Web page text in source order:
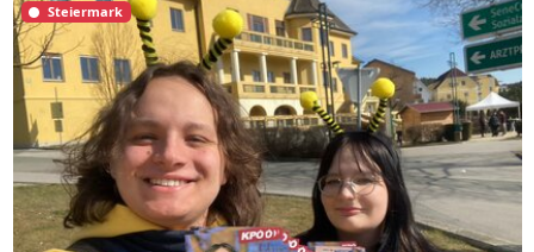
Steiermark